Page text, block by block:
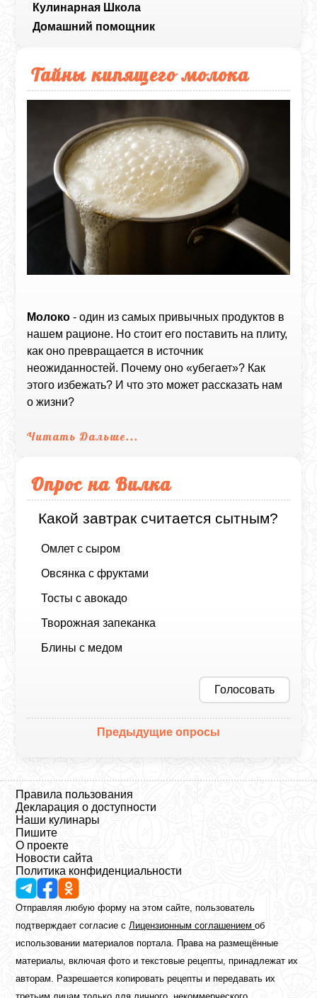
Кулинарная Школа
Домашний помощник
Тайны кипящего молока
Молоко - один из самых привычных продуктов в
нашем рационе. Но стоит его поставить на плиту,
как оно превращается в источник
неожиданностей. Почему оно «убегает»? Как
этого избежать? И что это может рассказать нам
о жизни?
Читать Дальше...
Опрос на Вилка
Какой завтрак считается сытным?
Омлет с сыром
Овсянка с фруктами
Тосты с авокадо
Творожная запеканка
Блины с медом
Голосовать
Предыдущие опросы
Правила пользования
Декларация о доступности
Наши кулинары
Пишите
О проекте
Новости сайта
Политика конфиденциальности
Отправляя любую форму на этом сайте, пользователь
подтверждает согласие с Лицензионным соглашениемоб
использовании материалов портала. Права на размещённые
материалы, включая фото и текстовые рецепты, принадлежат их
авторам. Разрешается копировать рецепты и передавать их